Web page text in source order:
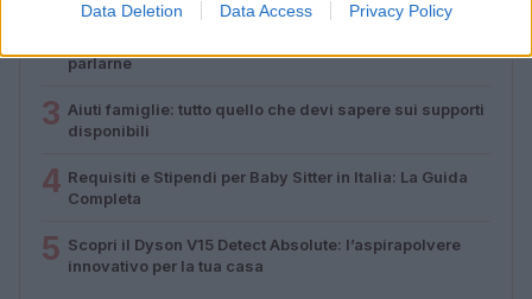
Data Deletion Data Access Privacy Policy
2 parlarne
3 Aiuti famiglie: tutto quello che devi sapere sui supporti
disponibili
4 Requisiti e Stipendi per Baby Sitter in Italia: La Guida
Completa
5 Scopri il Dyson V15 Detect Absolute: l’aspirapolvere
innovativo per la tua casa